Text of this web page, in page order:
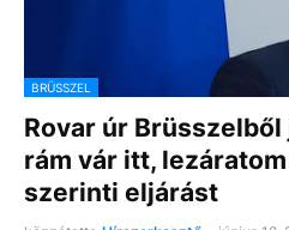
BRÜSSZEL
Rovar úr
rám vár itt,
szerinti eljárást